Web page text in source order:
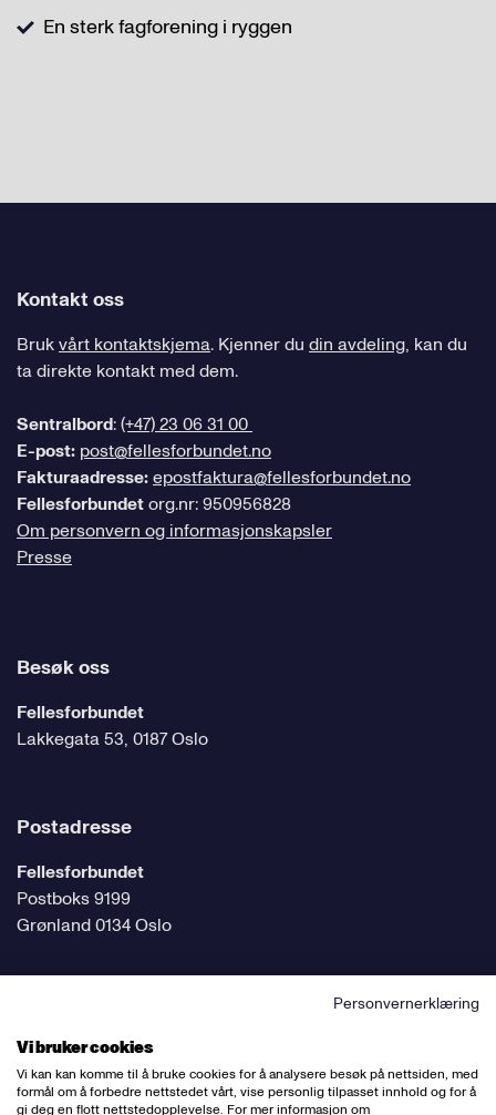
En sterk fagforening i ryggen
Kontakt oss
Brukvårt kontaktskjema. Kjenner du din avdeling, kan du
ta direkte kontakt med dem.
Sentralbord:(+47) 23 06 31 00
E-post: post@fellesforbundet.no
Fakturaadresse:epostfaktura@fellesforbundet.no
Fellesforbundetorg.nr: 950956828
Om personvern og informasjonskapsler
Presse
Besøk oss
Fellesforbundet
Lakkegata 53, 0187 Oslo
Postadresse
Fellesforbundet
Postboks 9199
Grønland 0134 Oslo
Følg oss på sosiale medier
Personvernerklæring
Vi bruker cookies
Vi kan kan komme til å bruke cookies for å analysere besøk på nettsiden, med
formål om å forbedre nettstedet vårt, vise personlig tilpasset innhold og for å
gi deg en flott nettstedopplevelse. For mer informasjon om